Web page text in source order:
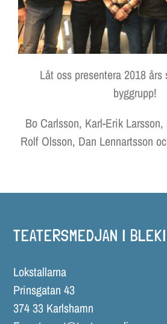
Låt oss presentera 2018 års
byggrupp!
Bo Carlsson, Karl-Erik
Rolf Olsson, Dan Lennartsson
TEATERSMEDJAN I
Lokstallarna
Prinsgatan 43
374 33 Karlshamn